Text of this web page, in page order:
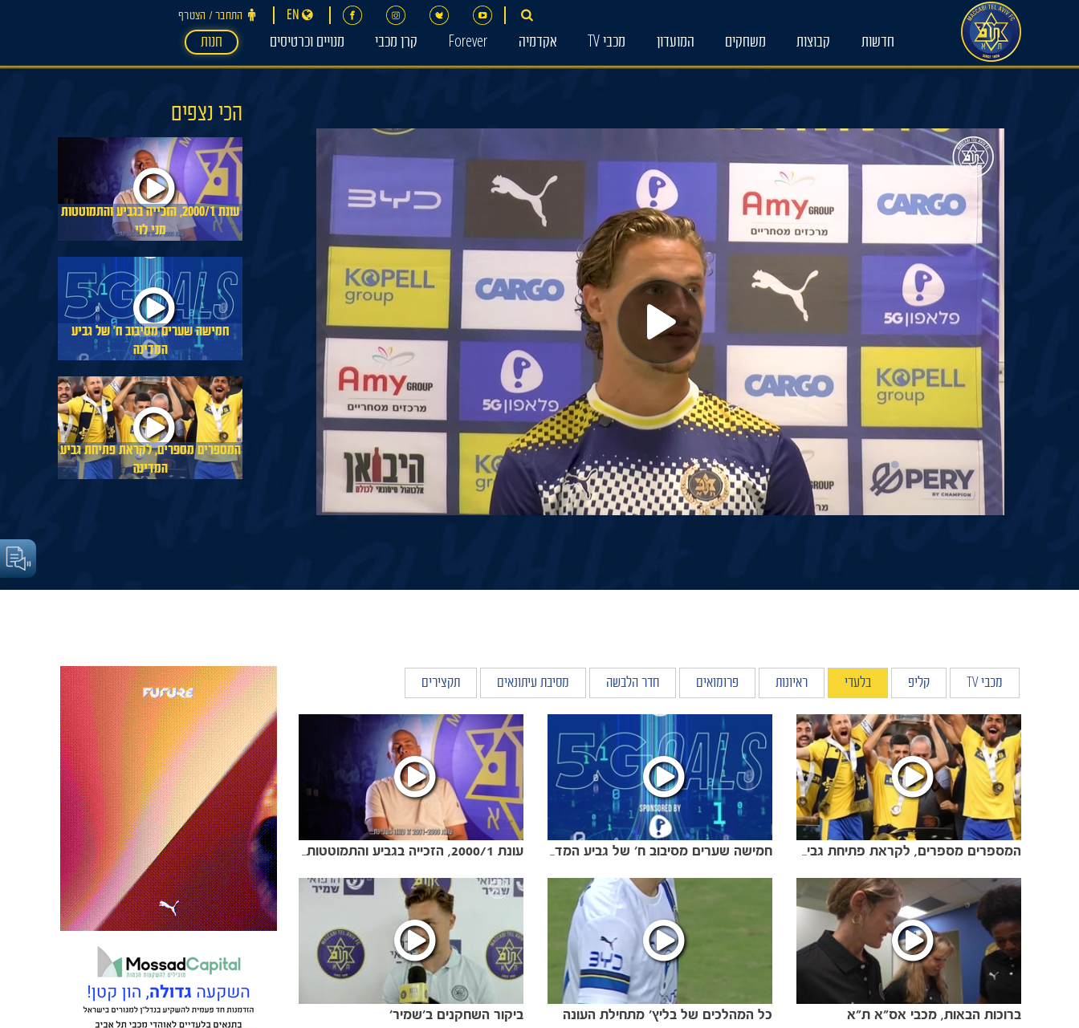
התחבר ‪/‬ הצטרף EN
חדשות קבוצות משחקים המועדון מכבי TV אקדמיה Forever קרן מכבי מנויים וכרטיסים חנות
הכי נצפים
עונת 2000/1, הזכייה בגביע והתמוטטות
מני לוי
חמישה שערים מסיבוב ח׳ של גביע
המדינה
המספרים מספרים, לקראת פתיחת גביע
המדינה
מכבי TV קליפ בלעדי ראיונות פרומואים חדר הלבשה מסיבת עיתונאים תקצירים
ביקור השחקנים ב׳שמיר׳ כל המהלכים של בליץ׳ מתחילת העונה ברוכות הבאות, מכבי אס״א ת״א